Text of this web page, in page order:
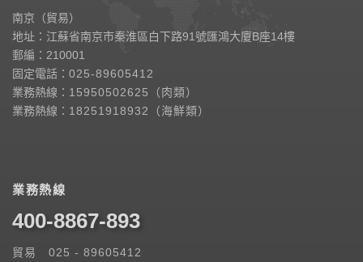
南京（貿易）
地址：江蘇省南京市秦淮區白下路91號匯鴻大廈B座14樓
郵編：210001
固定電話： 025-89605412
業務熱線： 15950502625（肉類）
業務熱線： 18251918932（海鮮類）
業務熱線
400-8867-893
貿易 025 - 89605412